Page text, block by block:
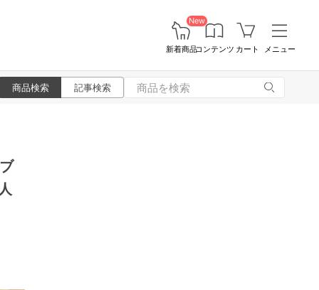
New
新着商品コンテンツ カート メニュー
商品検索 記事検索